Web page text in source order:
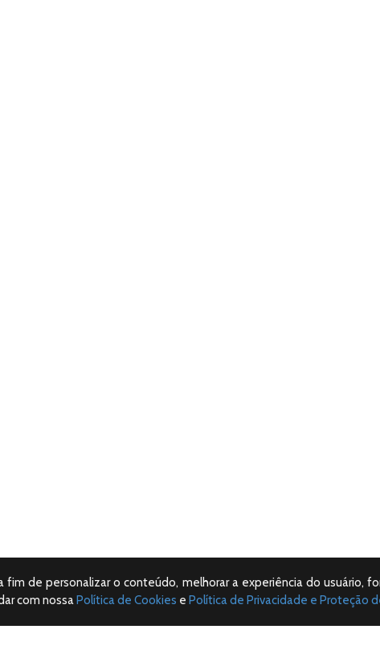
de personalizar o conteúdo, melhorar a experiência do usuário,
com nossaPolítica de Cookies e Política de Privacidade e Proteção